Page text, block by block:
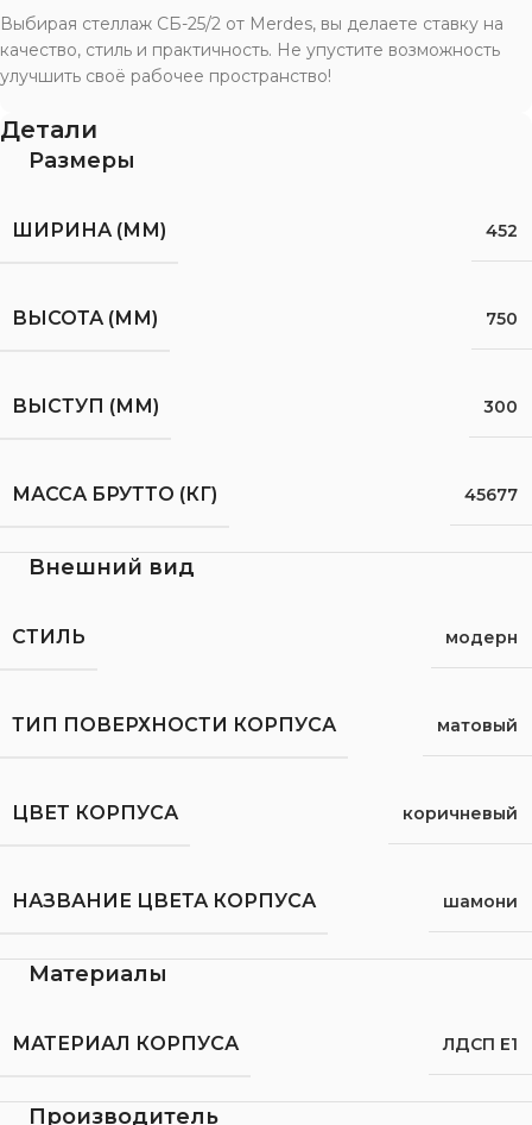
Выбирая стеллаж СБ-25/2 от Merdes, вы делаете ставку на
качество, стиль и практичность. Не упустите возможность
улучшить своё рабочее пространство!
Детали
Размеры
ШИРИНА (ММ) 452
ВЫСОТА (ММ) 750
ВЫСТУП (ММ) 300
МАССА БРУТТО (КГ) 45677
Внешний вид
СТИЛЬ модерн
ТИП ПОВЕРХНОСТИ КОРПУСА матовый
ЦВЕТ КОРПУСА коричневый
НАЗВАНИЕ ЦВЕТА КОРПУСА шамони
Материалы
МАТЕРИАЛ КОРПУСА ЛДСП Е1
Производитель